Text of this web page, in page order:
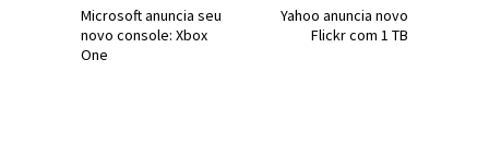
Yahoo anuncia novo
Flickr com 1 TB
Microsoft anuncia seu
novo console: Xbox
One